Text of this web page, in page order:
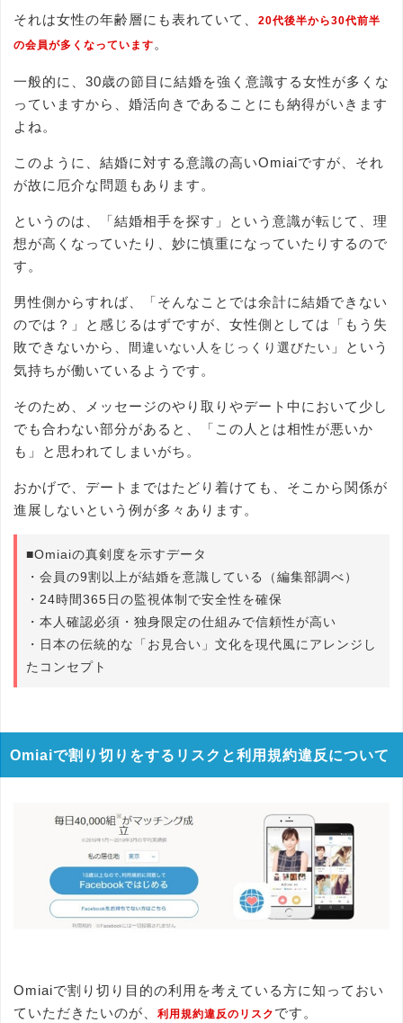
それは女性の年齢層にも表れていて、
20代後半から30代前半
の会員が多くなっています 。
一般的に、30歳の節目に結婚を強く意識する女性が多くな
っていますから、婚活向きであることにも納得がいきます
よね。
このように、結婚に対する意識の高いOmiaiですが、それ
が故に厄介な問題もあります。
というのは、「結婚相手を探す」という意識が転じて、理
想が高くなっていたり、妙に慎重になっていたりするので
す。
男性側からすれば、「そんなことでは余計に結婚できない
のでは？」と感じるはずですが、女性側としては「もう失
敗できないから、
間違いない人をじっくり選びたい 」という
気持ちが働いているようです。
そのため、メッセージのやり取りやデート中において少し
でも合わない部分があると、「この人とは相性が悪いか
も」と思われてしまいがち。
おかげで、デートまではたどり着けても、そこから関係が
進展しないという例が多々あります。
■Omiaiの真剣度を示すデータ
・会員の9割以上が結婚を意識している（編集部調べ）
・24時間365日の監視体制で安全性を確保
・本人確認必須・独身限定の仕組みで信頼性が高い
・日本の伝統的な「お見合い」文化を現代風にアレンジし
たコンセプト
Omiaiで割り切りをするリスクと利用規約違反について
Omiaiで割り切り目的の利用を考えている方に知っておい
ていただきたいのが、
利用規約違反のリスク です。